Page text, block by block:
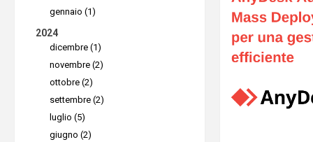
ripetitive.
Più
gennaio (1)
2024
dicembre (1)
novembre (2)
ottobre (2)
settembre (2)
luglio (5)
giugno (2)